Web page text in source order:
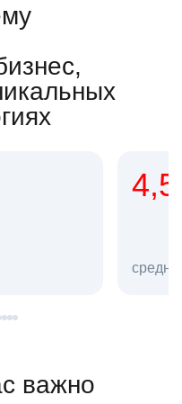
**
в hh.ru
важно